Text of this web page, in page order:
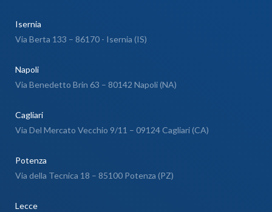
Isernia
Via Berta 133 – 86170 - Isernia (IS)
Napoli
Via Benedetto Brin 63 – 80142 Napoli (NA)
Cagliari
Via Del Mercato Vecchio 9/11 – 09124 Cagliari (CA)
Potenza
Via della Tecnica 18 – 85100 Potenza (PZ)
Lecce